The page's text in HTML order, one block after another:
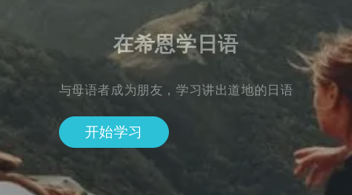
在希恩学日语
与母语者成为朋友，学习讲出道地的日语
开始学习